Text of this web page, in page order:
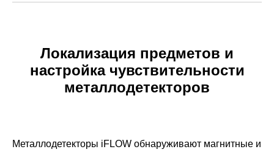
Локализация предметов и
настройка чувствительности
металлодетекторов
Металлодетекторы iFLOW обнаруживают магнитные и